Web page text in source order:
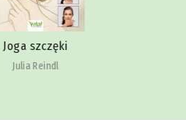
Joga szczęki
Julia Reindl